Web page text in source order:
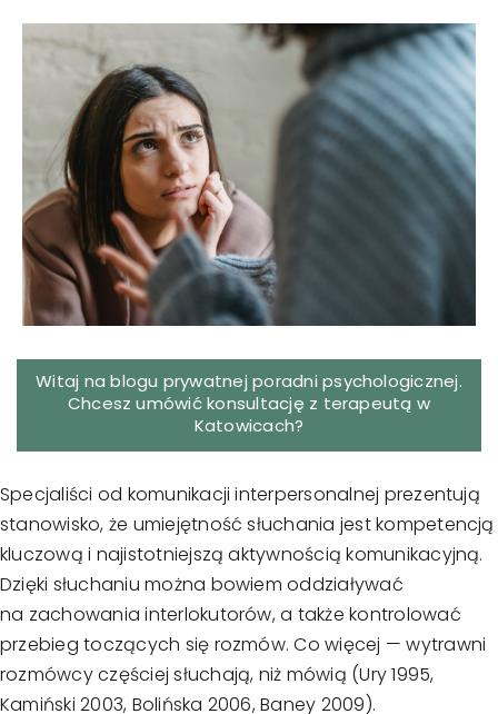
Pokaż
większy
obrazek
Witaj na blogu prywatnej poradni psychologicznej.
Chcesz umówićkonsultację z terapeutą w
Katowicach?
Specjaliści od komunikacji interpersonalnej prezentują
stanowisko, że umiejętność słuchania jest kompetencją
kluczową i najistotniejszą aktywnością komunikacyjną.
Dzięki słuchaniu można bowiem oddziaływać
na zachowania interlokutorów, a także kontrolować
przebieg toczących się rozmów. Co więcej — wytrawni
rozmówcy częściej słuchają, niż mówią (Ury 1995,
Kamiński 2003, Bolińska 2006, Baney 2009).